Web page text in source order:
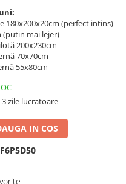
180x200x20cm (perfect intins)
(putin mai lejer)
200x230cm
70x70cm
55x80cm
3 zile lucratoare
IN COS